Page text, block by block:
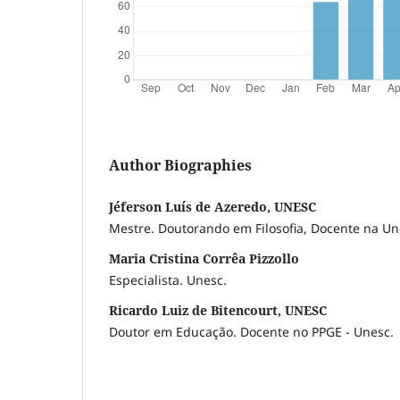
Author Biographies
Jéferson Luís de Azeredo, UNESC
Mestre. Doutorando em Filosofia, Docente na
Maria Cristina Corrêa Pizzollo
Especialista. Unesc.
Ricardo Luiz de Bitencourt, UNESC
Doutor em Educação. Docente no PPGE - Unesc.